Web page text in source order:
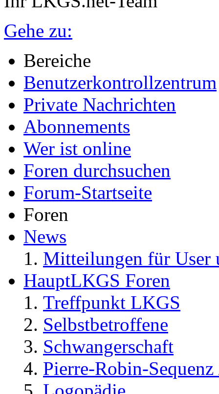
Gehe zu:
Bereiche
Benutzerkontrollzentrum
Private Nachrichten
Abonnements
Wer ist online
Foren durchsuchen
Forum-Startseite
Foren
News
Mitteilungen für User
HauptLKGS Foren
Treffpunkt LKGS
Selbstbetroffene
Schwangerschaft
Pierre-Robin-